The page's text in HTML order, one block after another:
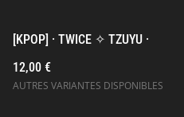
[KPOP] · TWICE ✧ TZUYU ·
12,00 €
AUTRES VARIANTES DISPONIBLES